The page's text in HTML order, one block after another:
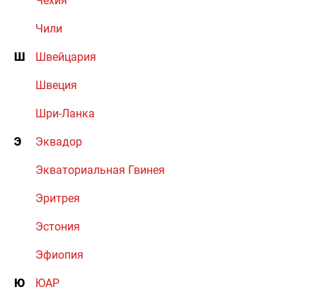
Чили
Ш Швейцария
Швеция
Шри-Ланка
Э Эквадор
Экваториальная Гвинея
Эритрея
Эстония
Эфиопия
Ю ЮАР